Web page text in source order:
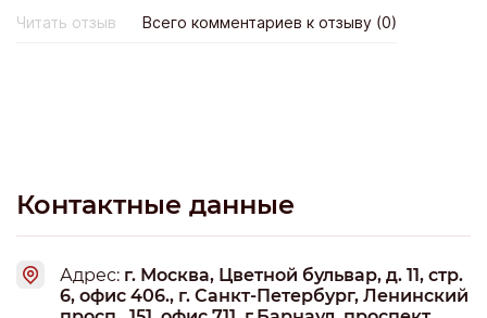
никакого положительного результата. Но все - таки я
обратилась в компанию Барс - Групп по совету одной
Читать отзыв Всего комментариев к отзыву (0)
Контактные данные
Адрес: г. Москва, Цветной бульвар, д. 11, стр.
6, офис 406., г. Санкт-Петербург, Ленинский